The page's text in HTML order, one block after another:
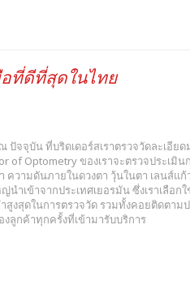
อที่ดีที่สุดในไทย
จจุบัน ที่บริดเดอร์สเราตรวจวัดละเอียด
of Optometry ของเราจะตรวจประเมิน
ความดันภายในดวงตา วุ้นในตา เลนส์แก้
ำเข้าจากประเทศเยอรมัน ซึ่งเราเลือกใ
งสุดในการตรวจวัด รวมทั้งคอยติดตาม
ลูกค้าทุกครั้งที่เข้ามารับบริการ